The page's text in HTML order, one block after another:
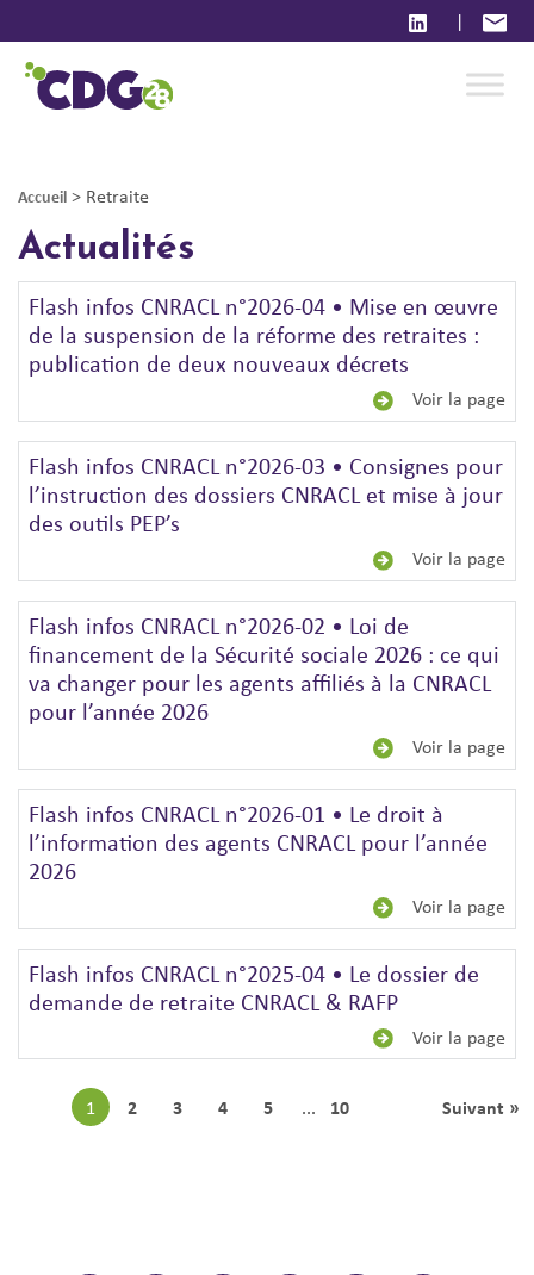
|
Accueil > Retraite
Actualités
Flash infos CNRACL n°2026-04 • Mise en œuvre
de la suspension de la réforme des retraites :
publication de deux nouveaux décrets
Voir la page
Flash infos CNRACL n°2026-03 • Consignes pour
l’instruction des dossiers CNRACL et mise à jour
des outils PEP’s
Voir la page
Flash infos CNRACL n°2026-02 • Loi de
financement de la Sécurité sociale 2026 : ce qui
va changer pour les agents affiliés à la CNRACL
pour l’année 2026
Voir la page
Flash infos CNRACL n°2026-01 • Le droit à
l’information des agents CNRACL pour l’année
2026
Voir la page
Flash infos CNRACL n°2025-04 • Le dossier de
demande de retraite CNRACL & RAFP
Voir la page
1 2 3 4 5 ... 10 Suivant »